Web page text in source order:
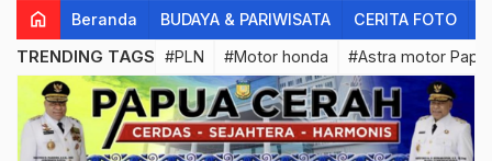
home Beranda BUDAYA & PARIWISATA CERITA FOTO
TRENDING TAGS #PLN #Motor honda #Astra motor